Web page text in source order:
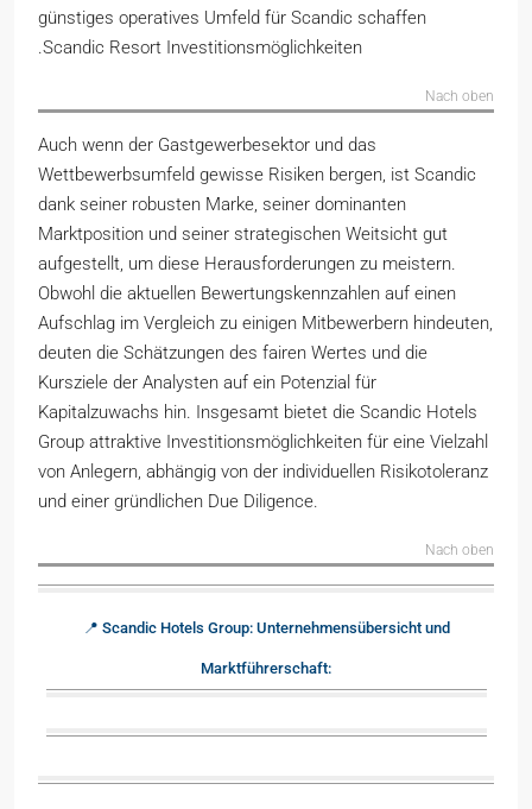
günstiges operatives Umfeld für Scandic schaffen
.Scandic Resort Investitionsmöglichkeiten
Nach oben
Auch wenn der Gastgewerbesektor und das
Wettbewerbsumfeld gewisse Risiken bergen, ist Scandic
dank seiner robusten Marke, seiner dominanten
Marktposition und seiner strategischen Weitsicht gut
aufgestellt, um diese Herausforderungen zu meistern.
Obwohl die aktuellen Bewertungskennzahlen auf einen
Aufschlag im Vergleich zu einigen Mitbewerbern hindeuten,
deuten die Schätzungen des fairen Wertes und die
Kursziele der Analysten auf ein Potenzial für
Kapitalzuwachs hin. Insgesamt bietet die Scandic Hotels
Group attraktive Investitionsmöglichkeiten für eine Vielzahl
von Anlegern, abhängig von der individuellen Risikotoleranz
und einer gründlichen Due Diligence.
Nach oben
📍 Scandic Hotels Group: Unternehmensübersicht und
Marktführerschaft: